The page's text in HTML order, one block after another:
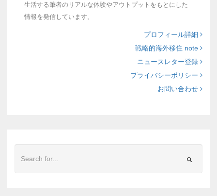
生活する筆者のリアルな体験やアウトプットをもとにした
情報を発信しています。
プロフィール詳細
戦略的海外移住 note
ニュースレター登録
プライバシーポリシー
お問い合わせ